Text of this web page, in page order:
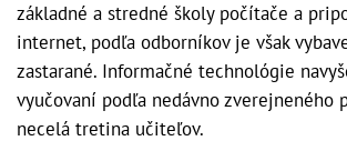
základné a stredné školy počítače a
internet, podľa odborníkov je však
zastarané. Informačné technológie
vyučovaní podľa nedávno zverejneného
necelá tretina učiteľov.